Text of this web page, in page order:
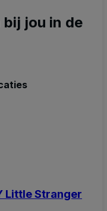
bij jou in de
Little Stranger